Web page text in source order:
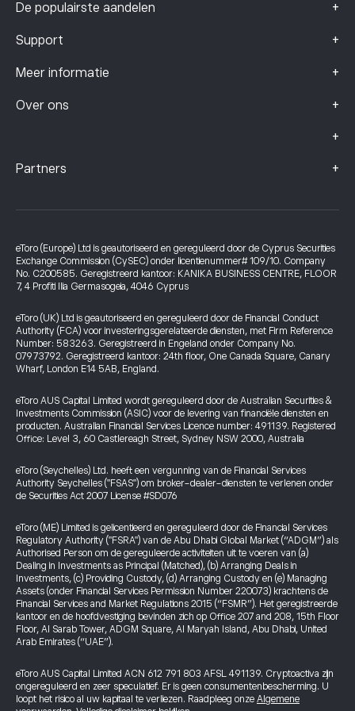
De populairste aandelen +
Support +
Meer informatie +
Over ons +
+
Partners +
eToro (Europe) Ltd is geautoriseerd en gereguleerd door de Cyprus Securities
Exchange Commission (CySEC) onder licentienummer# 109/10. Company
No. C200585. Geregistreerd kantoor: KANIKA BUSINESS CENTRE, FLOOR
7, 4 Profiti Ilia Germasogeia, 4046 Cyprus
eToro (UK) Ltd is geautoriseerd en gereguleerd door de Financial Conduct
Authority (FCA) voor investeringsgerelateerde diensten, met Firm Reference
Number: 583263. Geregistreerd in Engeland onder Company No.
07973792. Geregistreerd kantoor: 24th floor, One Canada Square, Canary
Wharf, London E14 5AB, England.
eToro AUS Capital Limited wordt gereguleerd door de Australian Securities &
Investments Commission (ASIC) voor de levering van financiële diensten en
producten. Australian Financial Services Licence number: 491139. Registered
Office: Level 3, 60 Castlereagh Street, Sydney NSW 2000, Australia
eToro (Seychelles) Ltd. heeft een vergunning van de Financial Services
Authority Seychelles ("FSAS") om broker-dealer-diensten te verlenen onder
de Securities Act 2007 License #SD076
eToro (ME) Limited is gelicentieerd en gereguleerd door de Financial Services
Regulatory Authority ("FSRA") van de Abu Dhabi Global Market (“ADGM”) als
Authorised Person om de gereguleerde activiteiten uit te voeren van (a)
Dealing in Investments as Principal (Matched), (b) Arranging Deals in
Investments, (c) Providing Custody, (d) Arranging Custody en (e) Managing
Assets (onder Financial Services Permission Number 220073) krachtens de
Financial Services and Market Regulations 2015 (“FSMR”). Het geregistreerde
kantoor en de hoofdvestiging bevinden zich op Office 207 and 208, 15th Floor
Floor, Al Sarab Tower, ADGM Square, Al Maryah Island, Abu Dhabi, United
Arab Emirates (“UAE”).
eToro AUS Capital Limited ACN 612 791 803 AFSL 491139. Cryptoactiva zijn
ongereguleerd en zeer speculatief. Er is geen consumentenbescherming. U
loopt het risico al uw kapitaal te verliezen. Raadpleeg onze Algemene